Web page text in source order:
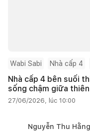
Wabi Sabi Nhà cấp 4
Nhà cấp 4 bên suối
sống chậm giữa
27/06/2026, lúc 10:00
Nguyễn Thu Hằng